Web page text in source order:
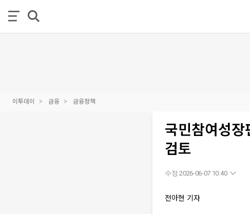
이투데이 금융 금융정책
국민참여성
검토
수정 2026-06-07 10:40
전아현 기자